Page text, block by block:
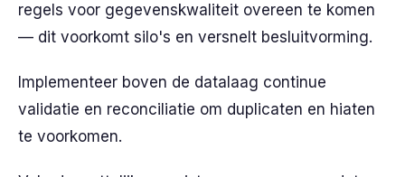
regels voor gegevenskwaliteit overeen te komen
— dit voorkomt silo's en versnelt besluitvorming.
Implementeer boven de datalaag continue
validatie en reconciliatie om duplicaten en hiaten
te voorkomen.